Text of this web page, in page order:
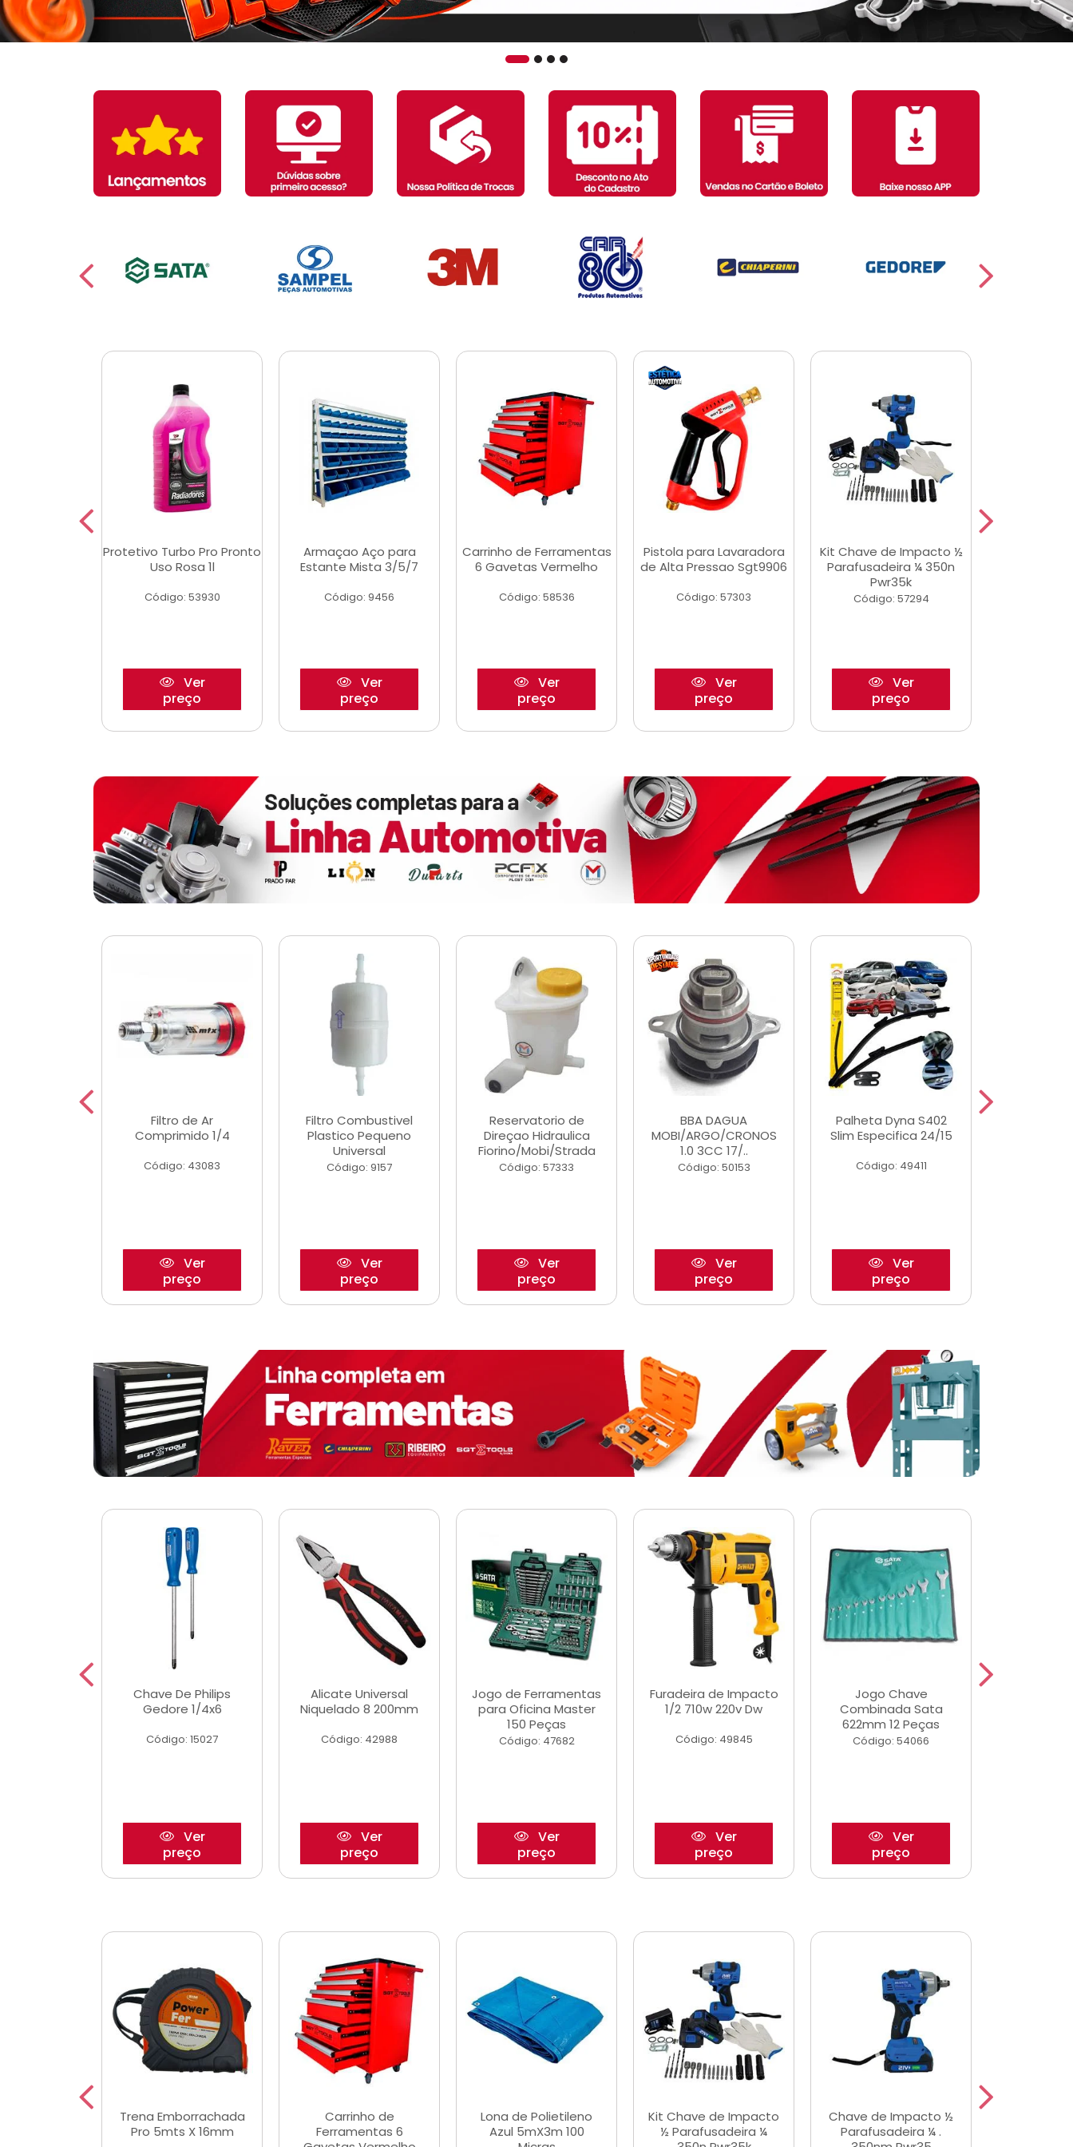
Protetivo Turbo Pro Pronto
Uso Rosa 1l
Código: 53930
Ver
preço
Armaçao Aço para
Estante Mista 3/5/7
Código: 9456
Ver
preço
Carrinho de Ferramentas
6 Gavetas Vermelho
Código: 58536
Ver
preço
Pistola para Lavaradora
de Alta Pressao Sgt9906
Código: 57303
Ver
preço
Kit Chave de Impacto ½
Parafusadeira ¼ 350n
Pwr35k
Código: 57294
Ver
preço
Filtro de Ar
Comprimido 1/4
Código: 43083
Ver
preço
Filtro Combustivel
Plastico Pequeno
Universal
Código: 9157
Ver
preço
Reservatorio de
Direçao Hidraulica
Fiorino/Mobi/Strada
Código: 57333
Ver
preço
BBA DAGUA
MOBI/ARGO/CRONOS
1.0 3CC 17/..
Código: 50153
Ver
preço
Palheta Dyna S402
Slim Especifica 24/15
Código: 49411
Ver
preço
Chave De Philips
Gedore 1/4x6
Código: 15027
Ver
preço
Alicate Universal
Niquelado 8 200mm
Código: 42988
Ver
preço
Jogo de Ferramentas
para Oficina Master
150 Peças
Código: 47682
Ver
preço
Furadeira de Impacto
1/2 710w 220v Dw
Código: 49845
Ver
preço
Jogo Chave
Combinada Sata
622mm 12 Peças
Código: 54066
Ver
preço
Trena Emborrachada
Pro 5mts X 16mm
Carrinho de
Ferramentas 6
Lona de Polietileno
Azul 5mX3m 100
Kit Chave de Impacto
½ Parafusadeira ¼
Chave de Impacto ½
Parafusadeira ¼ .